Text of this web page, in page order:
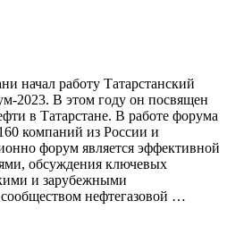
начал работу Татарстанский
2023. В этом году он посвящен
в Татарстане. В работе форума
компаний из России и
форум является эффективной
обсуждения ключевых
и зарубежными
нефтегазовой …